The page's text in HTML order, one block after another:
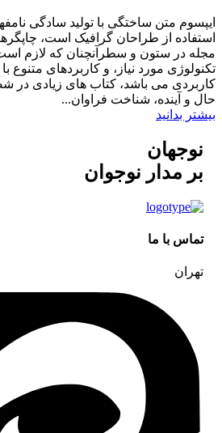
ایپسوم متن ساختگی با تولید سادگی
استفاده از طراحان گرافیک است،
مجله در ستون و سطرآنچنان که لازم
تکنولوژی مورد نیاز، و کاربردهای متنوع
کاربردی می باشد، کتاب های زیادی
حال و آینده، شناخت فراوان...
بیشتر بدانید
نوجهان
بر مدار نوجوان
تماس با ما
تهران